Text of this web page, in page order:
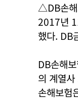
△DB손해
2017년
했다. DB
DB손해
의 계열
손해보험